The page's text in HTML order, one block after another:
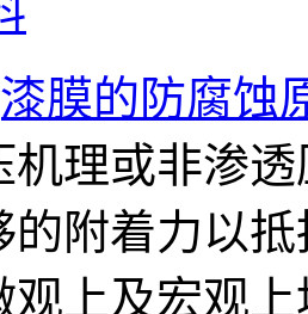
膜的防腐蚀
机理或非渗
的附着力以
观上及宏观